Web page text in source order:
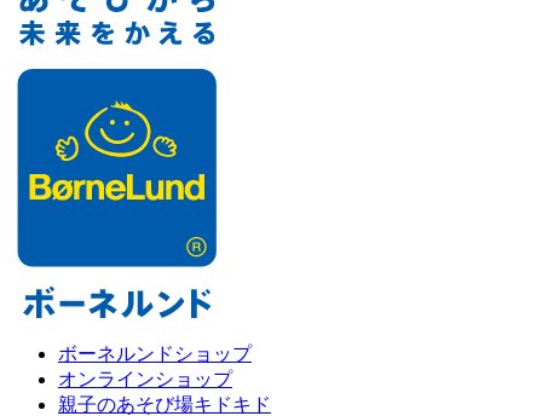
ボーネルンドショップ
オンラインショップ
親子のあそび場キドキド